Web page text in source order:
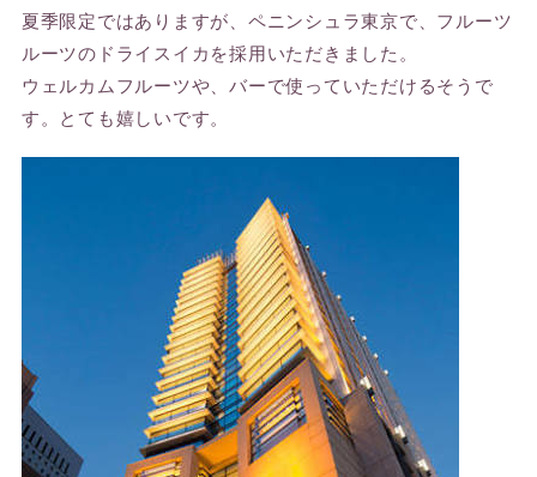
夏季限定ではありますが、ペニンシュラ東京で、フルーツ
ルーツのドライスイカを採用いただきました。
ウェルカムフルーツや、バーで使っていただけるそうで
す。とても嬉しいです。